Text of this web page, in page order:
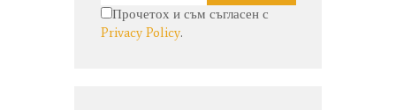
Прочетох и съм съгласен с
Privacy Policy.